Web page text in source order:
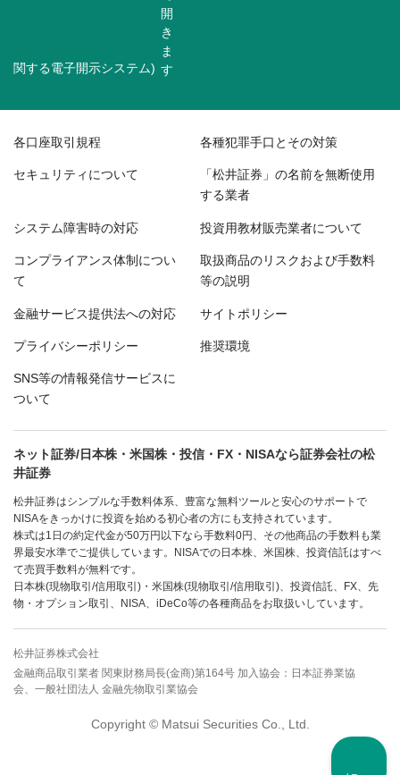
関する電子開示システム)
各口座取引規程 各種犯罪手口とその対策
セキュリティについて 「松井証券」の名前を無断使用
する業者
システム障害時の対応 投資用教材販売業者について
コンプライアンス体制につい
て
取扱商品のリスクおよび手数料
等の説明
金融サービス提供法への対応 サイトポリシー
プライバシーポリシー 推奨環境
SNS等の情報発信サービスに
ついて
ネット証券/日本株・米国株・投信・FX・NISAなら証券会社の松
井証券
松井証券はシンプルな手数料体系、豊富な無料ツールと安心のサポートで
NISAをきっかけに投資を始める初心者の方にも支持されています。
株式は1日の約定代金が50万円以下なら手数料0円、その他商品の手数料も業
界最安水準でご提供しています。NISAでの日本株、米国株、投資信託はすべ
て売買手数料が無料です。
日本株(現物取引/信用取引)・米国株(現物取引/信用取引)、投資信託、FX、先
物・オプション取引、NISA、iDeCo等の各種商品をお取扱いしています。
松井証券株式会社
金融商品取引業者 関東財務局長(金商)第164号 加入協会：日本証券業協
会、一般社団法人 金融先物取引業協会
Copyright © Matsui Securities Co., Ltd.